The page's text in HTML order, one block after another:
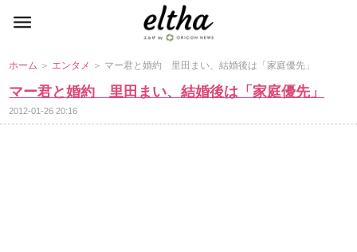
ホーム ＞ エンタメ ＞ マー君と婚約 里田まい、結婚後は「家庭優先」
マー君と婚約 里田まい、結婚後は「家庭優先」
2012-01-26 20:16